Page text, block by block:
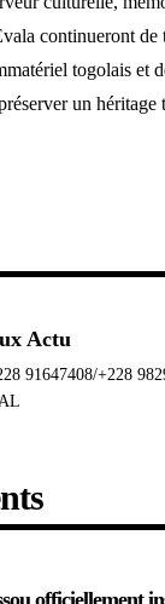
continueront de
togolais et
un héritage
Actu
91647408/+228
officiellement